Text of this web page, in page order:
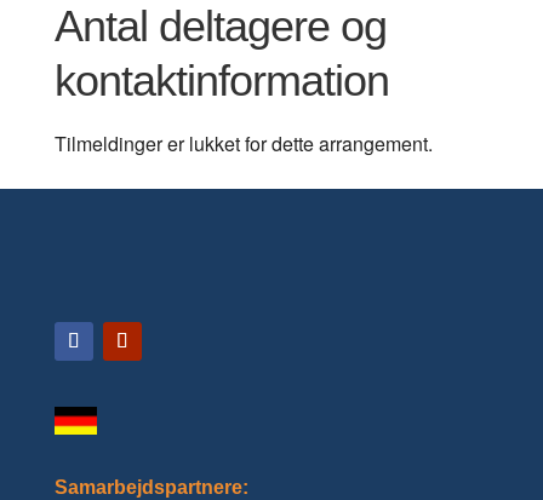
Antal deltagere og
kontaktinformation
Tilmeldinger er lukket for dette arrangement.
Samarbejdspartnere: